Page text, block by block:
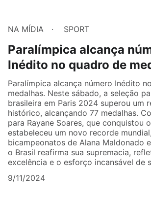
NA MÍDIA SPORT
Paralímpica alcança
Inédito no quadro de
Paralímpica alcança número Inédito
medalhas. Neste sábado, a seleção
brasileira em Paris 2024 superou um
histórico, alcançando 77 medalhas.
para Rayane Soares, que conquistou
estabeleceu um novo recorde
bicampeonatos de Alana Maldonado
o Brasil reafirma sua supremacia,
excelência e o esforço incansável de
9/11/2024